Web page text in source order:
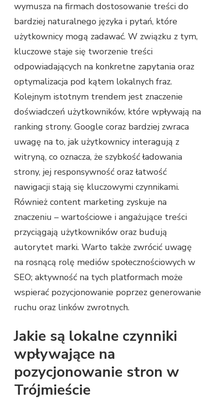
wymusza na firmach dostosowanie treści do
bardziej naturalnego języka i pytań, które
użytkownicy mogą zadawać. W związku z tym,
kluczowe staje się tworzenie treści
odpowiadających na konkretne zapytania oraz
optymalizacja pod kątem lokalnych fraz.
Kolejnym istotnym trendem jest znaczenie
doświadczeń użytkowników, które wpływają na
ranking strony. Google coraz bardziej zwraca
uwagę na to, jak użytkownicy interagują z
witryną, co oznacza, że szybkość ładowania
strony, jej responsywność oraz łatwość
nawigacji stają się kluczowymi czynnikami.
Również content marketing zyskuje na
znaczeniu – wartościowe i angażujące treści
przyciągają użytkowników oraz budują
autorytet marki. Warto także zwrócić uwagę
na rosnącą rolę mediów społecznościowych w
SEO; aktywność na tych platformach może
wspierać pozycjonowanie poprzez generowanie
ruchu oraz linków zwrotnych.
Jakie są lokalne czynniki
wpływające na
pozycjonowanie stron w
Trójmieście